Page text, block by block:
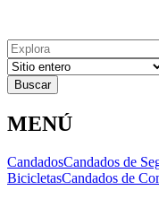
Resultados
para
MENÚ
CandadosCandados de
BicicletasCandados de